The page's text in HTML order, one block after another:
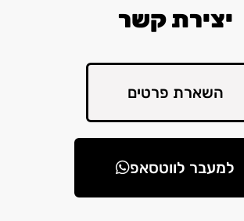
יצירת קשר
השארת פרטים
למעבר לווטסאפ